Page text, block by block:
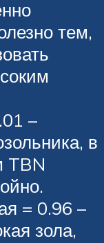
тем,
–
в
TBN
= 0.96 –
зола,